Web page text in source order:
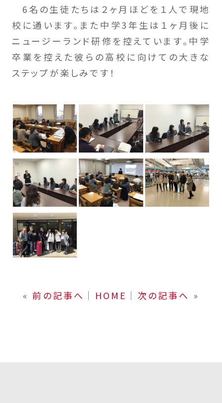
6名の生徒たちは２ヶ月ほどを１人で現地
校に通います。また中学3年生は１ヶ月後に
ニュージーランド研修を控えています。中学
卒業を控えた彼らの高校に向けての大きな
ステップが楽しみです！
« 前の記事へ │ HOME │ 次の記事へ »